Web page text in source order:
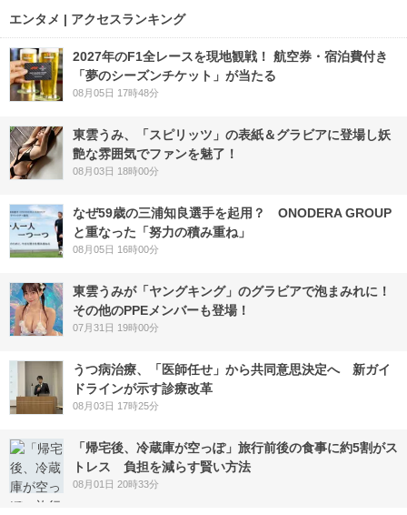
エンタメ | アクセスランキング
2027年のF1全レースを現地観戦！ 航空券・宿泊費付き
「夢のシーズンチケット」が当たる
08月05日 17時48分
東雲うみ、「スピリッツ」の表紙＆グラビアに登場し妖
艶な雰囲気でファンを魅了！
08月03日 18時00分
なぜ59歳の三浦知良選手を起用？ ONODERA GROUP
と重なった「努力の積み重ね」
08月05日 16時00分
東雲うみが「ヤングキング」のグラビアで泡まみれに！
その他のPPEメンバーも登場！
07月31日 19時00分
うつ病治療、「医師任せ」から共同意思決定へ 新ガイ
ドラインが示す診療改革
08月03日 17時25分
「帰宅後、冷蔵庫が空っぽ」旅行前後の食事に約5割がス
トレス 負担を減らす賢い方法
08月01日 20時33分